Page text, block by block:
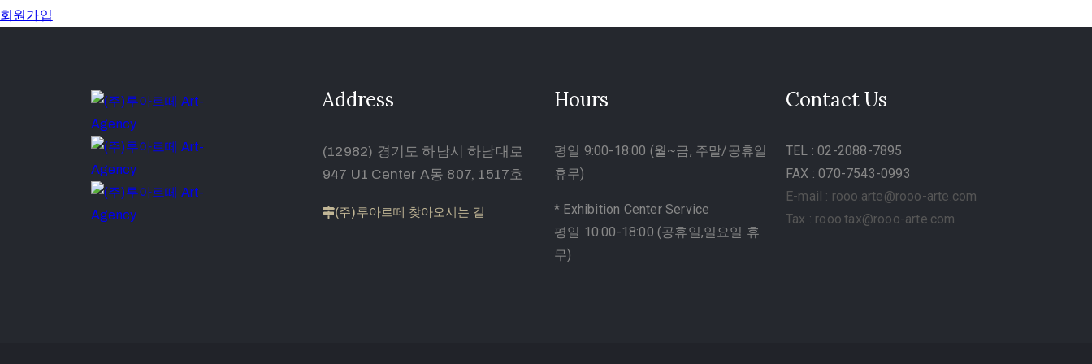
회원가입
Address
(12982) 경기도 하남시 하남대로
947 U1 Center A동 807, 1517호
(주)루아르떼 찾아오시는 길
Hours
평일 9:00-18:00 (월~금, 주말/공휴일
휴무)
* Exhibition Center Service
평일 10:00-18:00 (공휴일,일요일 휴
무)
Contact Us
TEL : 02-2088-7895
FAX : 070-7543-0993
E-mail : rooo.arte@rooo-arte.com
Tax : rooo.tax@rooo-arte.com